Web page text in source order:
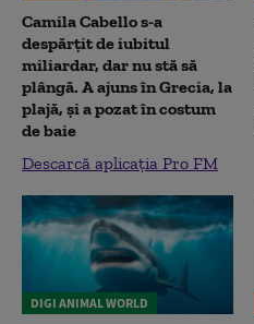
Camila Cabello s-a
despărțit de iubitul
miliardar, dar nu stă să
plângă. A ajuns în Grecia, la
plajă, și a pozat în costum
de baie
Descarcă aplicația Pro FM
DIGI ANIMAL WORLD